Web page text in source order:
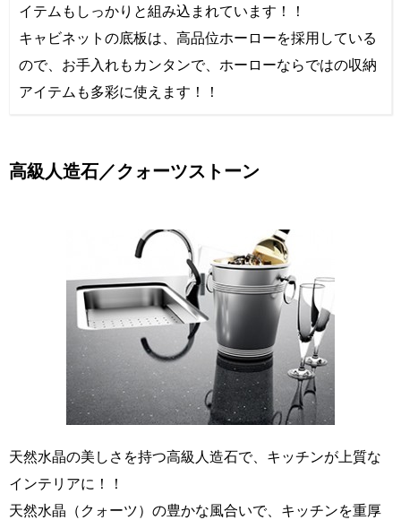
イテムもしっかりと組み込まれています！！
キャビネットの底板は、高品位ホーローを採用している
ので、お手入れもカンタンで、ホーローならではの収納
アイテムも多彩に使えます！！
高級人造石／クォーツストーン
天然水晶の美しさを持つ高級人造石で、キッチンが上質な
インテリアに！！
天然水晶（クォーツ）の豊かな風合いで、キッチンを重厚